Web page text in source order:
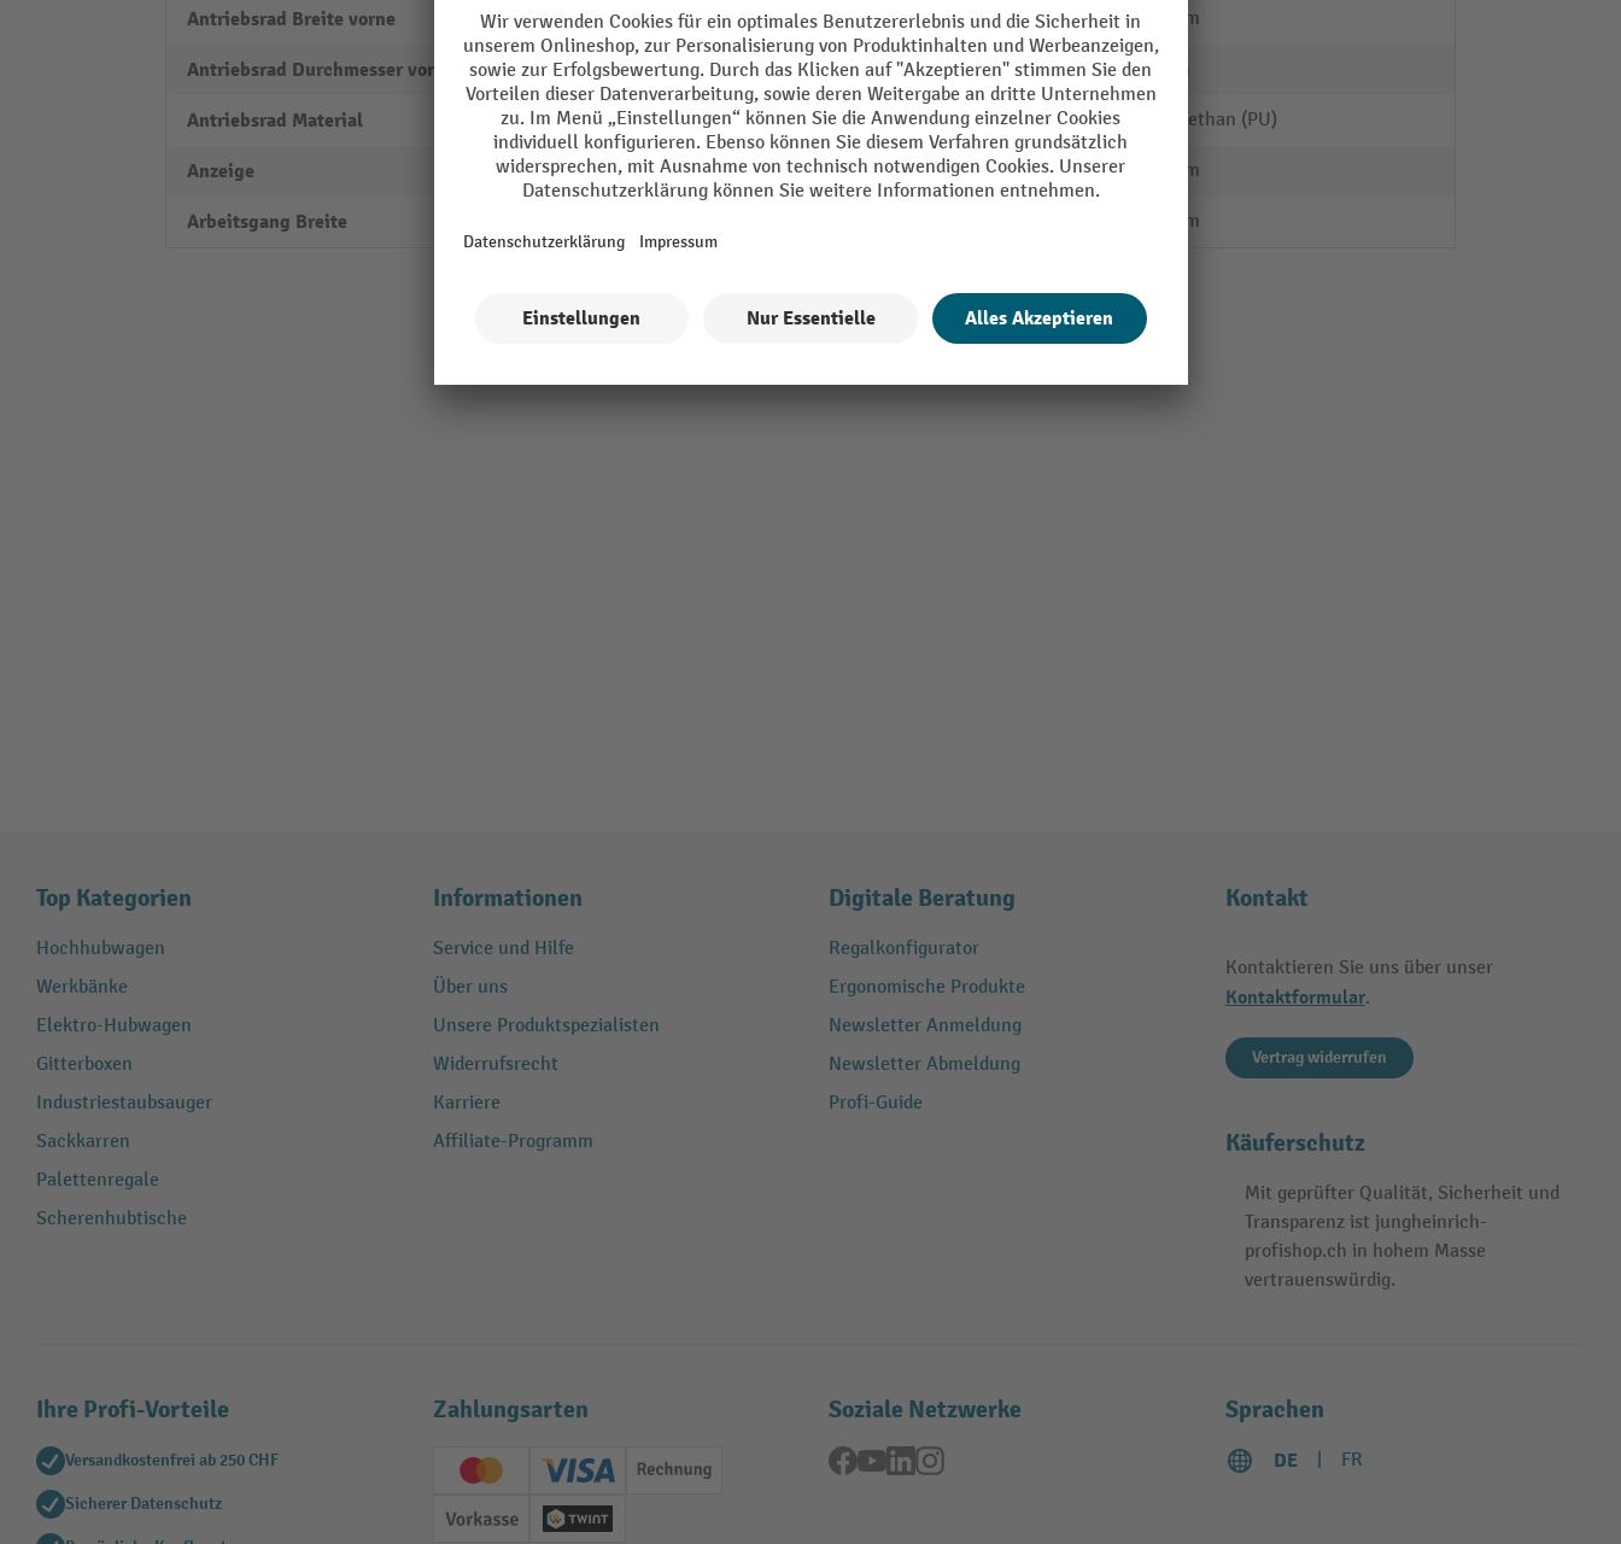
Antriebsrad Breite vorne 70 mm
Antriebsrad Durchmesser vorne 230 mm
Antriebsrad Material Polyurethan (PU)
Anzeige 2 Zoll Display
Arbeitsgang Breite
Gabelrolle Breite 110 mm
Gabelrolle Durchmesser 85 mm
Gabelrolle Material Polyurethan (PU)
Gabelrücken Länge 425 mm
720 mm
Alle technische Details anzeigen
Top Kategorien
Hochhubwagen
Werkbänke
Elektro-Hubwagen
Gitterboxen
Industriestaubsauger
Sackkarren
Palettenregale
Scherenhubtische
Informationen
Service und Hilfe
Über uns
Unsere Produktspezialisten
Widerrufsrecht
Karriere
Affiliate-Programm
Digitale Beratung
Regalkonfigurator
Ergonomische Produkte
Newsletter Anmeldung
Newsletter Abmeldung
Profi-Guide
Kontakt
Kontaktieren Sie uns über unser
Kontaktformular.
Vertrag widerrufen
Käuferschutz
Mit geprüfter Qualität, Sicherheit und
Transparenz ist jungheinrich-
profishop.ch in hohem Masse
vertrauenswürdig.
Ihre Profi-Vorteile
Versandkostenfrei ab 250 CHF
Sicherer Datenschutz
Zahlungsarten
Creditcard (Master)Creditcard (Visa)
Rechnung
Vorkasse Twint
Soziale Netzwerke
Facebook
YouTubeLinkedInInstagram
Sprachen
DE FR